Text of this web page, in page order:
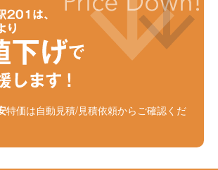
特価は自動見積/見積依頼からご確認くだ